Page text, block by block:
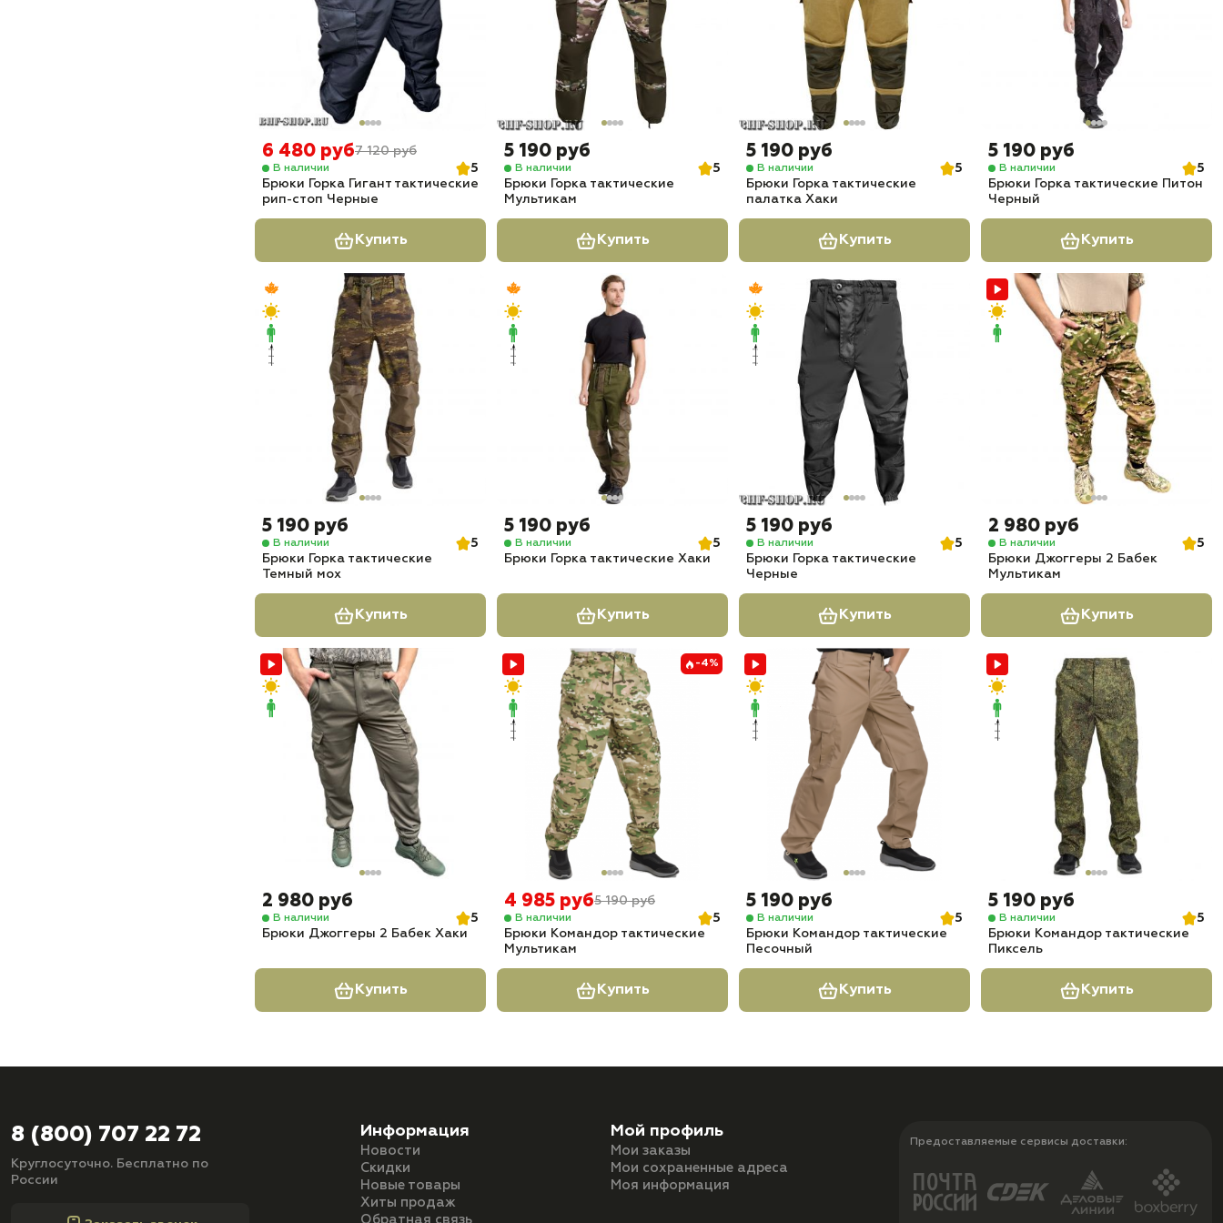
6 480 руб7 120 руб
В наличии
5
Брюки Горка Гигант тактические
рип-стоп Черные
Купить
5 190 руб
В наличии
5
Брюки Горка тактические
Мультикам
Купить
5 190 руб
В наличии
5
Брюки Горка тактические
палатка Хаки
Купить
5 190 руб
В наличии
5
Брюки Горка тактические Питон
Черный
Купить
5 190 руб
В наличии
5
Брюки Горка тактические
Темный мох
Купить
5 190 руб
В наличии
5
Брюки Горка тактические Хаки
Купить
5 190 руб
В наличии
5
Брюки Горка тактические
Черные
Купить
2 980 руб
В наличии
5
Брюки Джоггеры 2 Бабек
Мультикам
Купить
2 980 руб
В наличии
5
Брюки Джоггеры 2 Бабек Хаки
Купить
-4%
4 985 руб5 190 руб
В наличии
5
Брюки Командор тактические
Мультикам
Купить
5 190 руб
В наличии
5
Брюки Командор тактические
Песочный
Купить
5 190 руб
В наличии
5
Брюки Командор тактические
Пиксель
Купить
8 (800) 707 22 72
Круглосуточно. Бесплатно по
России
Информация
Новости
Скидки
Новые товары
Хиты продаж
Обратная связь
Мой профиль
Мои заказы
Мои сохраненные адреса
Моя информация
Предоставляемые сервисы доставки: